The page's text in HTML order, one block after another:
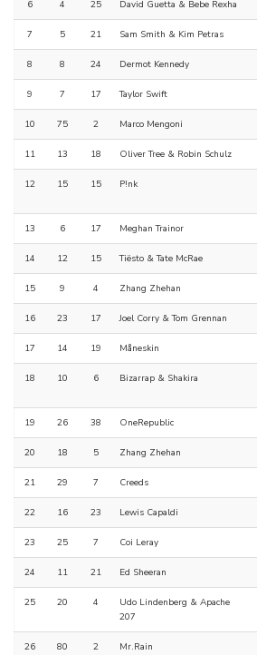
6 4 25 David Guetta & Bebe Rexha
7 5 21 Sam Smith & Kim Petras
8 8 24 Dermot Kennedy
9 7 17 Taylor Swift
10 75 2 Marco Mengoni
11 13 18 Oliver Tree & Robin Schulz
12 15 15 P!nk
13 6 17 Meghan Trainor
14 12 15 Tiësto & Tate McRae
15 9 4 Zhang Zhehan
16 23 17 Joel Corry & Tom Grennan
17 14 19 Måneskin
18 10 6 Bizarrap & Shakira
19 26 38 OneRepublic
20 18 5 Zhang Zhehan
21 29 7 Creeds
22 16 23 Lewis Capaldi
23 25 7 Coi Leray
24 11 21 Ed Sheeran
25 20 4
Udo Lindenberg & Apache
207
26 80 2 Mr.Rain